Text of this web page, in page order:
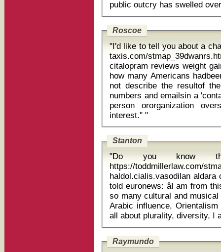
Roscoe
"I'd like to tell you about a
taxis.com/
citalopram reviews weight gain It said NSA officials declined
how many Americans
not describe the resultof
numbers and emailsin a
person ororganization
interest." "
Stanton
"Do you know
https://toddmillerlaw.com/
haldol.cialis.vasodilan aldara
told euronews: âI am from
so many cultural and musical
Arabic influence,
Raymundo